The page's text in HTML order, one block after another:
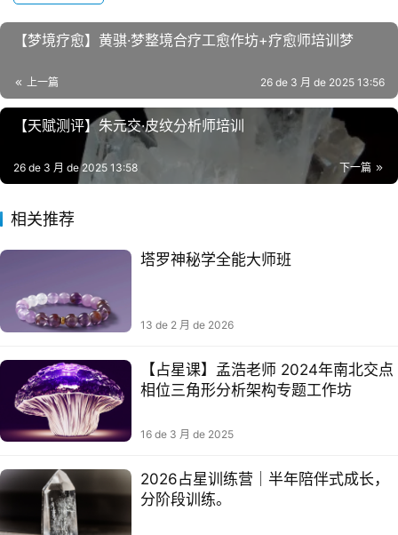
【梦境疗愈】黄骐·梦整境‬合疗工愈‬作坊+疗愈师培训​梦
上一篇 26 de 3 月 de 2025 13:56
【天赋测评】朱元交·皮纹分析‬师培训
下一篇
26 de 3 月 de 2025 13:58
相关推荐
塔罗神秘学全能大师班
13 de 2 月 de 2026
【占星课】孟‮老浩‬师 2024年南‮交北‬点
相位三角‮分形‬析架‮专构‬题工作坊‬
16 de 3 月 de 2025
2026占星训练营｜半年陪伴式成长，
分阶段训练。